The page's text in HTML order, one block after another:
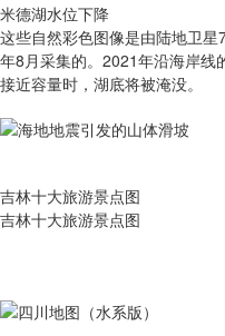
米德湖水位下降
这些自然彩色图像是由陆地卫
年8月采集的。2021年沿海岸线
接近容量时，湖底将被淹没。
吉林十大旅游景点图
吉林十大旅游景点图